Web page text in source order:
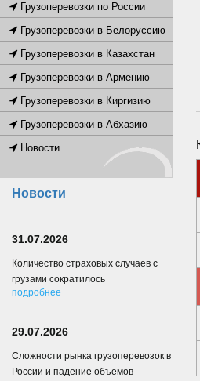
Грузоперевозки по России
Грузоперевозки в Белоруссию
Грузоперевозки в Казахстан
Грузоперевозки в Армению
Грузоперевозки в Киргизию
Грузоперевозки в Абхазию
Новости
Новости
31.07.2026
Количество страховых случаев с
грузами сократилось
подробнее
29.07.2026
Сложности рынка грузоперевозок в
России и падение объемов